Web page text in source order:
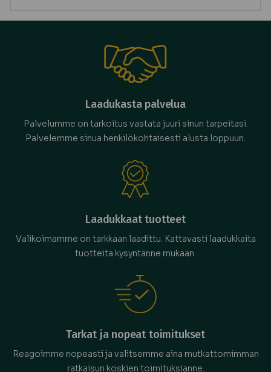
Laadukasta palvelua
Palvelumme on tarkoitus vastata juuri sinun tarpeitasi.
Palvelemme sinua henkilökohtaisesti alusta loppuun.
Laadukkaat tuotteet
Valikoimamme on tarkkaan laadittu. Kattavasti laadukkaita
tuotteita kysyntänne mukaan.
Tarkat ja nopeat toimitukset
Reagoimme nopeasti ja valitsemme aina mutkattomimman
ratkaisun koskien toimituksianne.